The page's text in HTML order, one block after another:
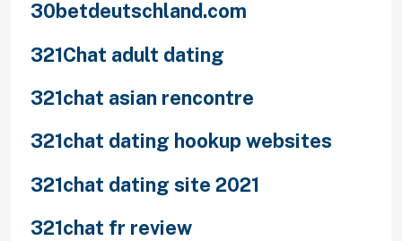
30betdeutschland.com
321Chat adult dating
321chat asian rencontre
321chat dating hookup websites
321chat dating site 2021
321chat fr review